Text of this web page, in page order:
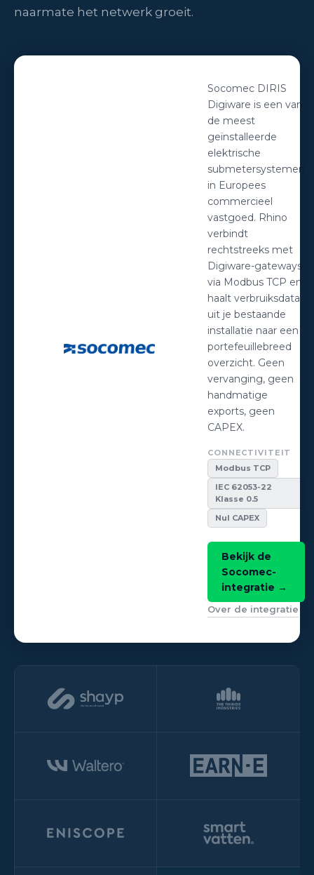
naarmate het netwerk groeit.
Socomec DIRIS
Digiware is een van
de meest
geïnstalleerde
elektrische
submetersystemen
in Europees
commercieel
vastgoed. Rhino
verbindt
rechtstreeks met
Digiware-gateways
via Modbus TCP en
haalt verbruiksdata
uit je bestaande
installatie naar een
portefeuillebreed
overzicht. Geen
vervanging, geen
handmatige
exports, geen
CAPEX.
CONNECTIVITEIT
Modbus TCP
IEC 62053-22
Klasse 0.5
Nul CAPEX
Bekijk de
Socomec-
integratie →
Over de integratie